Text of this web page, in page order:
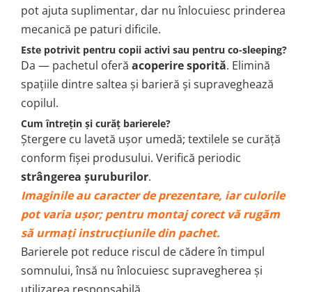
pot ajuta suplimentar, dar nu înlocuiesc prinderea
mecanică pe paturi dificile.
Este potrivit pentru copii activi sau pentru co-sleeping?
Da — pachetul oferă acoperire sporită. Elimină
spațiile dintre saltea și barieră și supraveghează
copilul.
Cum întrețin și curăț barierele?
Ștergere cu lavetă ușor umedă; textilele se curăță
conform fișei produsului. Verifică periodic
strângerea șuruburilor.
Imaginile au caracter de prezentare, iar culorile
pot varia ușor; pentru montaj corect vă rugăm
să urmați instrucțiunile din pachet.
Barierele pot reduce riscul de cădere în timpul
somnului, însă nu înlocuiesc supravegherea și